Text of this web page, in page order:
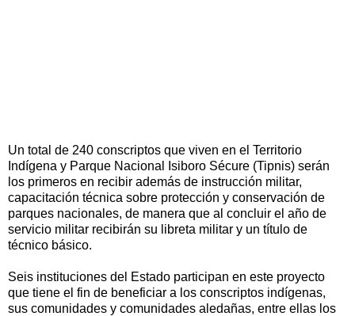
Un total de 240 conscriptos que viven en el Territorio
Indígena y Parque Nacional Isiboro Sécure (Tipnis) serán
los primeros en recibir además de instrucción militar,
capacitación técnica sobre protección y conservación de
parques nacionales, de manera que al concluir el año de
servicio militar recibirán su libreta militar y un título de
técnico básico.
Seis instituciones del Estado participan en este proyecto
que tiene el fin de beneficiar a los conscriptos indígenas,
sus comunidades y comunidades aledañas, entre ellas los